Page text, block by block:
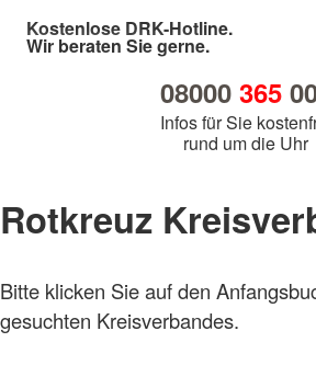
Kostenlose DRK-Hotline.
Wir beraten Sie gerne.
08000 365
Infos für Sie
rund um die Uhr
Rotkreuz
Bitte klicken Sie auf den
gesuchten Kreisverbandes.